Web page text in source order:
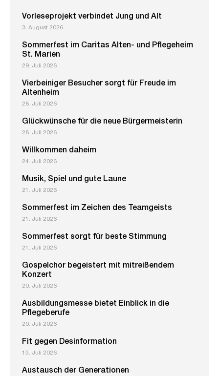
Vorleseprojekt verbindet Jung und Alt
3. August 2026
Sommerfest im Caritas Alten- und Pflegeheim
St. Marien
29. Juli 2026
Vierbeiniger Besucher sorgt für Freude im
Altenheim
28. Juli 2026
Glückwünsche für die neue Bürgermeisterin
28. Juli 2026
Willkommen daheim
24. Juli 2026
Musik, Spiel und gute Laune
21. Juli 2026
Sommerfest im Zeichen des Teamgeists
21. Juli 2026
Sommerfest sorgt für beste Stimmung
21. Juli 2026
Gospelchor begeistert mit mitreißendem
Konzert
20. Juli 2026
Ausbildungsmesse bietet Einblick in die
Pflegeberufe
20. Juli 2026
Fit gegen Desinformation
15. Juli 2026
Austausch der Generationen